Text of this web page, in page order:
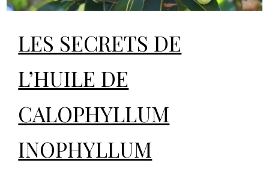
LES SECRETS DE
L’HUILE DE
CALOPHYLLUM
INOPHYLLUM